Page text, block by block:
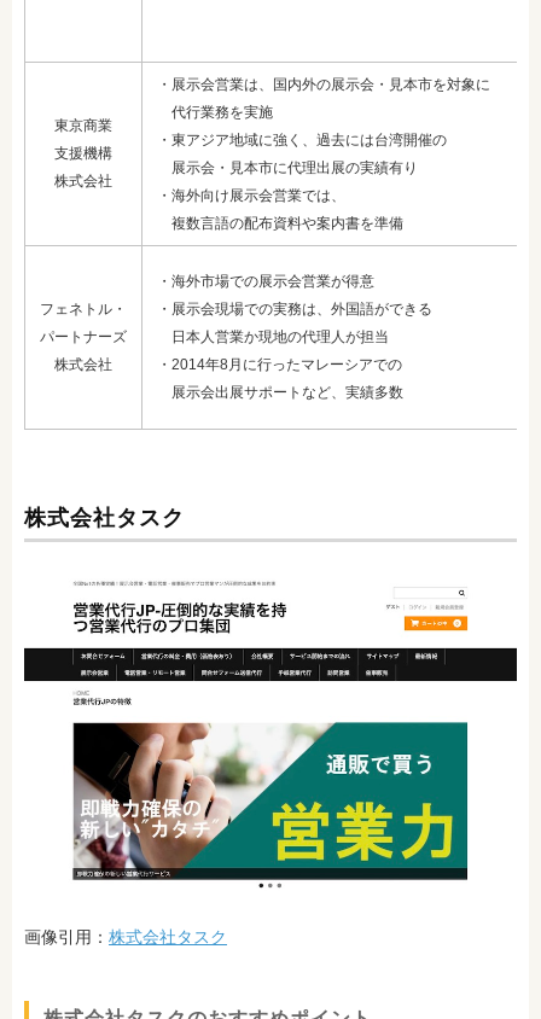
東京商業
支援機構
株式会社
・展示会営業は、国内外の展示会・見本市を対象に
代行業務を実施
・東アジア地域に強く、過去には台湾開催の
展示会・見本市に代理出展の実績有り
・海外向け展示会営業では、
複数言語の配布資料や案内書を準備
フェネトル・
パートナーズ
株式会社
・海外市場での展示会営業が得意
・展示会現場での実務は、外国語ができる
日本人営業か現地の代理人が担当
・2014年8月に行ったマレーシアでの
展示会出展サポートなど、実績多数
株式会社タスク
画像引用： 株式会社タスク